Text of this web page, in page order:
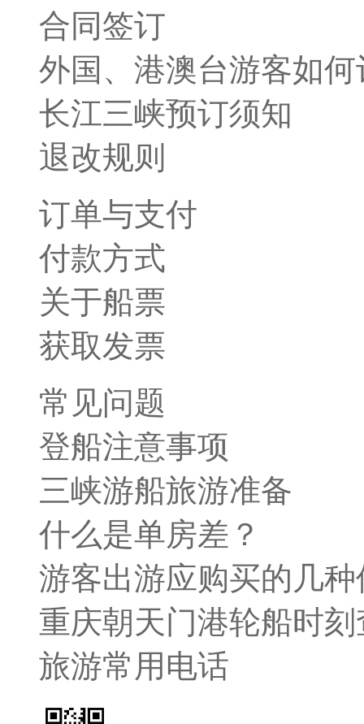
合同签订
外国、港澳台游客如何
长江三峡预订须知
退改规则
订单与支付
付款方式
关于船票
获取发票
常见问题
登船注意事项
三峡游船旅游准备
什么是单房差？
游客出游应购买的几种
重庆朝天门港轮船时
旅游常用电话